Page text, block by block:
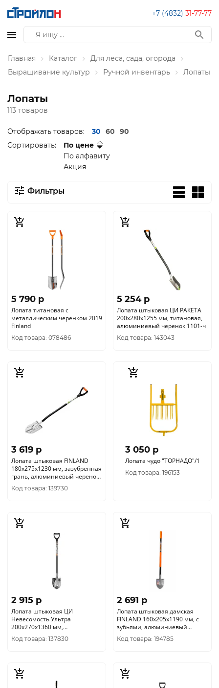
+7 (4832) 31-77-77
Главная Каталог
Для леса, сада, огорода
Выращивание культур
Ручной инвентарь Лопаты
Лопаты
113 товаров
Отображать товаров: 30 60
90
Сортировать:
По цене
По алфавиту
Акция
Фильтры
5 790 p
Лопата титановая с
металлическим черенком 2019
Finland
Код товара: 078486
5 254 p
Лопата штыковая ЦИ РАКЕТА
200х280х1255 мм, титановая,
алюминиевый черенок 1101-ч
Код товара: 143043
3 619 p
Лопата штыковая FINLAND
180х275х1230 мм, зазубренная
грань, алюминиевый черенок
0737
Код товара: 139730
3 050 p
Лопата чудо "ТОРНАДО"/1
Код товара: 196153
2 915 p
Лопата штыковая ЦИ
Невесомость Ультра
200х270х1360 мм,
алюминиевый черенок, с
прорезями 2555
Код товара: 137830
2 691 p
Лопата штыковая дамская
FINLAND 160х205х1190 мм, с
зубьями, алюминиевый
черенок 2624
Код товара: 194785